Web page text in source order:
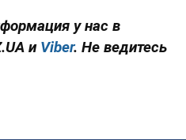
у нас в
и Viber. Не ведитесь